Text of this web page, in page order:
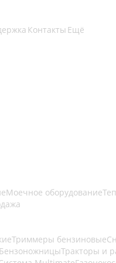
Контакты Ещё
Моечное оборудование
Триммеры бензиновые
БензоножницыТракторы и